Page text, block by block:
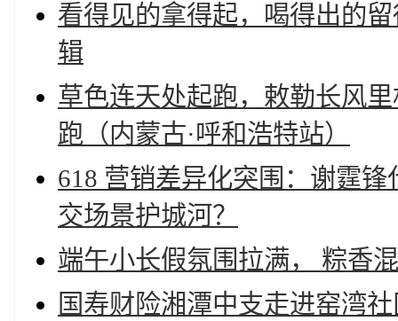
看得见的拿得起，喝得出的
辑
草色连天处起跑，敕勒长风
跑（内蒙古·呼和浩特站）
618 营销差异化突围：谢霆
交场景护城河？
端午小长假氛围拉满， 粽香
国寿财险湘潭中支走进窑湾